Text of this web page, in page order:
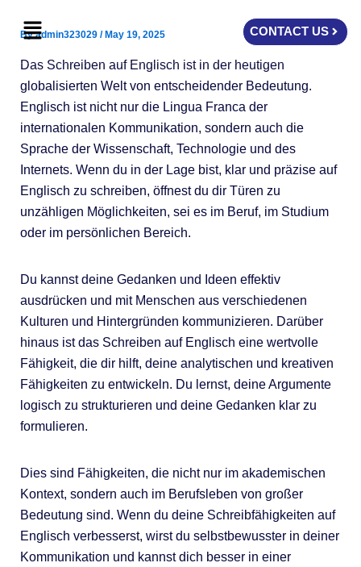
Menu CONTACT US
Byadmin323029 /May 19, 2025
Das Schreiben auf Englisch ist in der heutigen
globalisierten Welt von entscheidender Bedeutung.
Englisch ist nicht nur die Lingua Franca der
internationalen Kommunikation, sondern auch die
Sprache der Wissenschaft, Technologie und des
Internets. Wenn du in der Lage bist, klar und präzise auf
Englisch zu schreiben, öffnest du dir Türen zu
unzähligen Möglichkeiten, sei es im Beruf, im Studium
oder im persönlichen Bereich.
Du kannst deine Gedanken und Ideen effektiv
ausdrücken und mit Menschen aus verschiedenen
Kulturen und Hintergründen kommunizieren. Darüber
hinaus ist das Schreiben auf Englisch eine wertvolle
Fähigkeit, die dir hilft, deine analytischen und kreativen
Fähigkeiten zu entwickeln. Du lernst, deine Argumente
logisch zu strukturieren und deine Gedanken klar zu
formulieren.
Dies sind Fähigkeiten, die nicht nur im akademischen
Kontext, sondern auch im Berufsleben von großer
Bedeutung sind. Wenn du deine Schreibfähigkeiten auf
Englisch verbesserst, wirst du selbstbewusster in deiner
Kommunikation und kannst dich besser in einer